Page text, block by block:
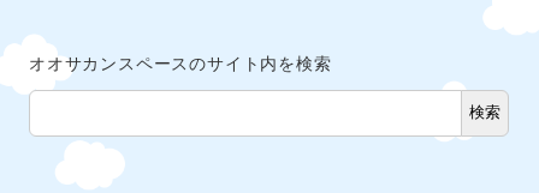
オオサカンスペースのサイト内を検索
検索